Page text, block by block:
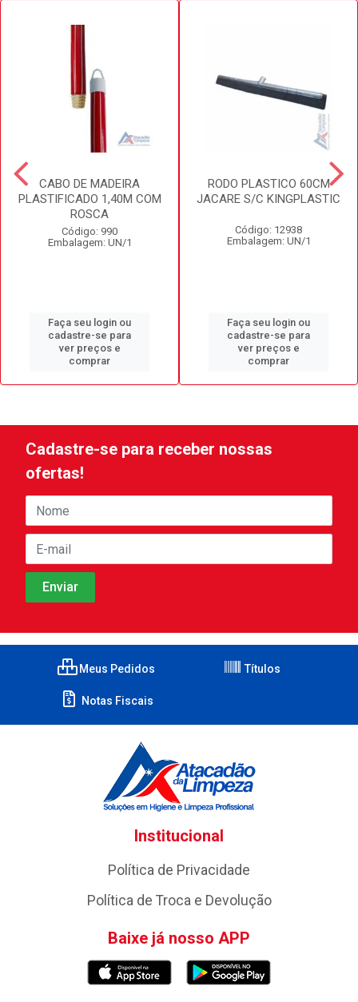
CABO DE MADEIRA
PLASTIFICADO 1,40M COM
ROSCA
Código: 990
Embalagem: UN/1
Faça seu login ou
cadastre-se para
ver preços e
comprar
RODO PLASTICO 60CM
JACARE S/C KINGPLASTIC
Código: 12938
Embalagem: UN/1
Faça seu login ou
cadastre-se para
ver preços e
comprar
Cadastre-se para receber nossas
ofertas!
Meus Pedidos Títulos
Notas Fiscais
Institucional
Política de Privacidade
Política de Troca e Devolução
Baixe já nosso APP